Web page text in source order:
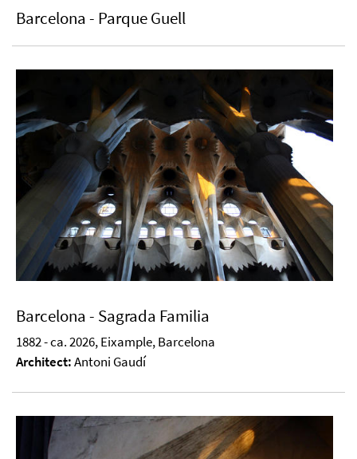
Barcelona - Parque Guell
Barcelona - Sagrada Familia
1882 - ca. 2026, Eixample, Barcelona
Architect:Antoni Gaudí